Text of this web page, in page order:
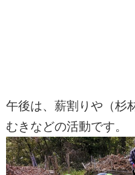
午後は、薪割りや（杉
むきなどの活動です。